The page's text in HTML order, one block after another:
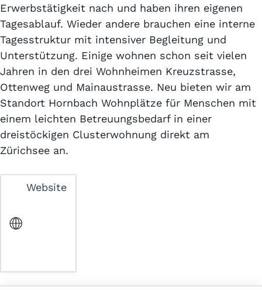
Erwerbstätigkeit nach und haben ihren eigenen
Tagesablauf. Wieder andere brauchen eine interne
Tagesstruktur mit intensiver Begleitung und
Unterstützung. Einige wohnen schon seit vielen
Jahren in den drei Wohnheimen Kreuzstrasse,
Ottenweg und Mainaustrasse. Neu bieten wir am
Standort Hornbach Wohnplätze für Menschen mit
einem leichten Betreuungsbedarf in einer
dreistöckigen Clusterwohnung direkt am
Zürichsee an.
Website